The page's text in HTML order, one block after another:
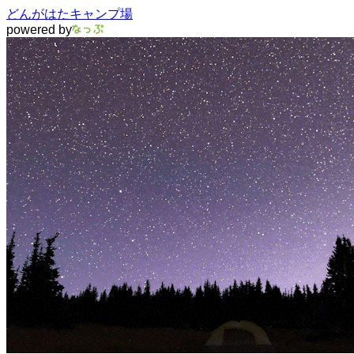
どんがはたキャンプ場
powered by